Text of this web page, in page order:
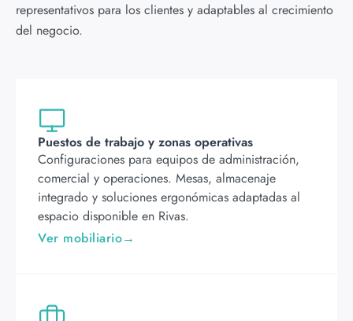
representativos para los clientes y adaptables al crecimiento
del negocio.
Puestos de trabajo y zonas operativas
Configuraciones para equipos de administración,
comercial y operaciones. Mesas, almacenaje
integrado y soluciones ergonómicas adaptadas al
espacio disponible en Rivas.
Ver mobiliario